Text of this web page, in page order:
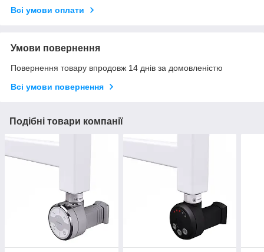
Всі умови оплати
Умови повернення
Повернення товару впродовж 14 днів за домовленістю
Всі умови повернення
Подібні товари компанії